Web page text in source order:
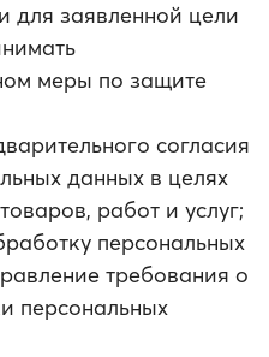
для заявленной цели
меры по защите
согласия
данных в целях
работ и услуг;
персональных
требования о
персональных